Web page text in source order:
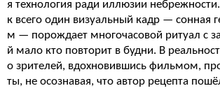
я технология ради иллюзии
к всего один визуальный кадр — сонная
м — порождает многочасовой ритуал с
й мало кто повторит в будни. В
о зрителей, вдохновившись фильмом,
ты, не осознавая, что автор рецепта